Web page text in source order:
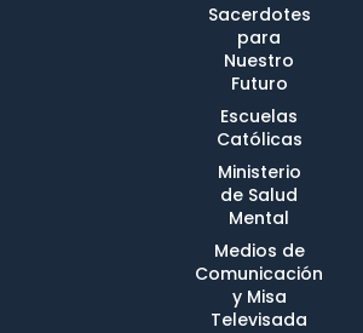
Sacerdotes
para
Nuestro
Futuro
Escuelas
Católicas
Ministerio
de Salud
Mental
Medios de
Comunicación
y Misa
Televisada